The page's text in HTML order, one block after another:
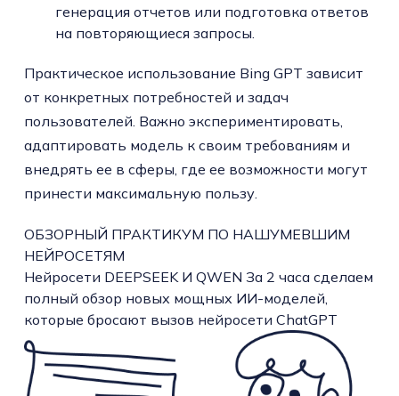
генерация отчетов или подготовка ответов
на повторяющиеся запросы.
Практическое использование Bing GPT зависит
от конкретных потребностей и задач
пользователей. Важно экспериментировать,
адаптировать модель к своим требованиям и
внедрять ее в сферы, где ее возможности могут
принести максимальную пользу.
ОБЗОРНЫЙ ПРАКТИКУМ ПО НАШУМЕВШИМ
НЕЙРОСЕТЯМ
Нейросети DEEPSEEK И QWEN За 2 часа сделаем
полный обзор новых мощных ИИ-моделей,
которые бросают вызов нейросети ChatGPT